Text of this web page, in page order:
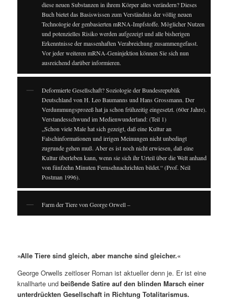
diese neuen Substanzen in ihrem Körper alles verändern? Dieses
Buch bietet das Basiswissen zum Verständnis der völlig neuen
Technologie der genbasierten mRNA-Impfstoffe. Möglicher Nutzen
und potenzielles Risiko werden aufgezeigt und alle bisherigen
Erkenntnisse der massenhaften Verabreichung zusammengefasst.
Vor jeder weiteren mRNA-Geninjektion können Sie sich nun
ausreichend darüber informieren.
Deformierte Gesellschaft? Soziologie der Bundesrepublik
Deutschland von H. Leo Baumanns und Hans Grossmann. Der
Verdummungsprozeß hat ja schon frühzeitig eingesetzt. (60er Jahre).
Verstandesschwund im Medienwunderland: (Teil 1)
„Schon viele Male hat sich gezeigt, daß eine Kultur an
Falschinformationen und irrigen Meinungen nicht unbedingt
zugrunde gehen muß. Aber es ist noch nicht erwiesen, daß eine
Kultur überleben kann, wenn sie sich ihr Urteil über die Welt anhand
von fünfzehn Minuten Fernsehnachrichten bildet.“ (Prof. Neil
Postman 1996).
Farm der Tiere von George Orwell –
»Alle Tiere sind gleich, aber manche sind gleicher.«
George Orwells zeitloser Roman ist aktueller denn je. Er ist eine
knallharte undbeißende Satire auf den blinden Marsch einer
unterdrückten Gesellschaft in Richtung Totalitarismus.